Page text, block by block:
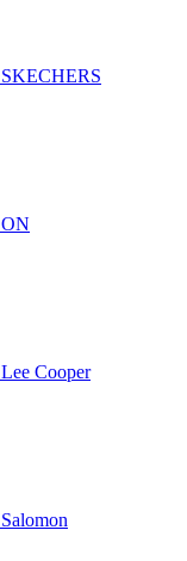
SKECHERS
ON
Lee Cooper
Salomon